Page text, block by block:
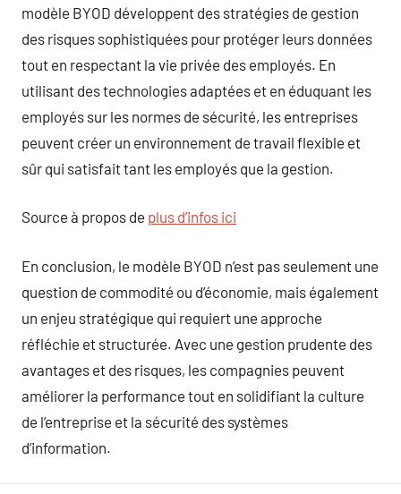
modèle BYOD développent des stratégies de gestion
des risques sophistiquées pour protéger leurs données
tout en respectant la vie privée des employés. En
utilisant des technologies adaptées et en éduquant les
employés sur les normes de sécurité, les entreprises
peuvent créer un environnement de travail flexible et
sûr qui satisfait tant les employés que la gestion.
Source à propos de plus d’infos ici
En conclusion, le modèle BYOD n’est pas seulement une
question de commodité ou d’économie, mais également
un enjeu stratégique qui requiert une approche
réfléchie et structurée. Avec une gestion prudente des
avantages et des risques, les compagnies peuvent
améliorer la performance tout en solidifiant la culture
de l’entreprise et la sécurité des systèmes
d’information.